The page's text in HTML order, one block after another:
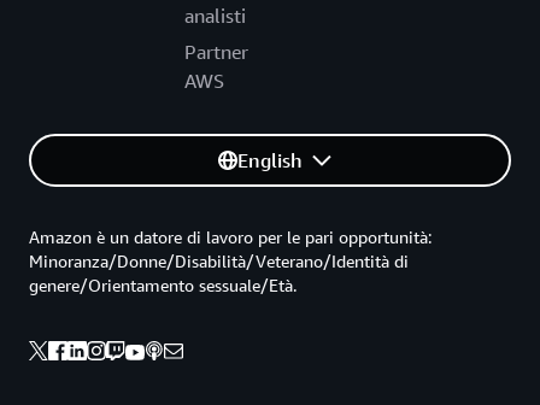
analisti
Partner
AWS
English
Amazon è un datore di lavoro per le pari opportunità:
Minoranza/Donne/Disabilità/Veterano/Identità di
genere/Orientamento sessuale/Età.